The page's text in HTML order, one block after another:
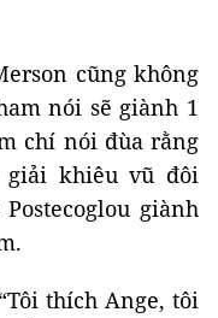
cũng không
nói sẽ giành 1
chí nói đùa rằng
giải khiêu vũ đôi
giành
thích Ange, tôi